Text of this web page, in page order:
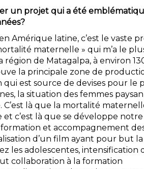
un projet qui a été
Amérique latine, c’est le vaste
maternelle » qui m’a le
région de Matagalpa, à environ
la principale zone de
est source de devises pour le
la situation des femmes
là que la mortalité
c’est là que se développe notre
et accompagnement
d’un film ayant pour but la
les adolescentes, intensification
collaboration à la formation